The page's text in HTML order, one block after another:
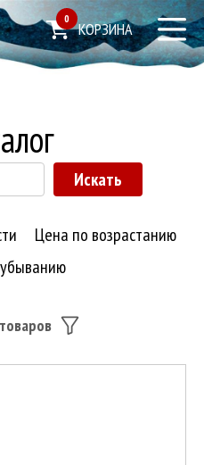
0
КОРЗИНА
Цена по возрастанию